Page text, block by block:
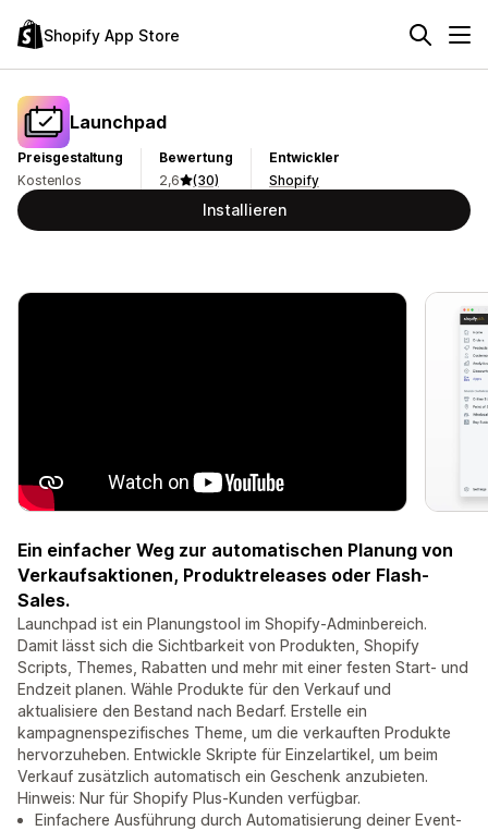
Shopify App Store
Launchpad
Preisgestaltung
Kostenlos
Bewertung
2,6
(30)
Entwickler
Shopify
Installieren
Ein einfacher Weg zur automatischen Planung von
Verkaufsaktionen, Produktreleases oder Flash-
Sales.
Launchpad ist ein Planungstool im Shopify-Adminbereich.
Damit lässt sich die Sichtbarkeit von Produkten, Shopify
Scripts, Themes, Rabatten und mehr mit einer festen Start- und
Endzeit planen. Wähle Produkte für den Verkauf und
aktualisiere den Bestand nach Bedarf. Erstelle ein
kampagnenspezifisches Theme, um die verkauften Produkte
hervorzuheben. Entwickle Skripte für Einzelartikel, um beim
Verkauf zusätzlich automatisch ein Geschenk anzubieten.
Hinweis: Nur für Shopify Plus-Kunden verfügbar.
Einfachere Ausführung durch Automatisierung deiner Event-